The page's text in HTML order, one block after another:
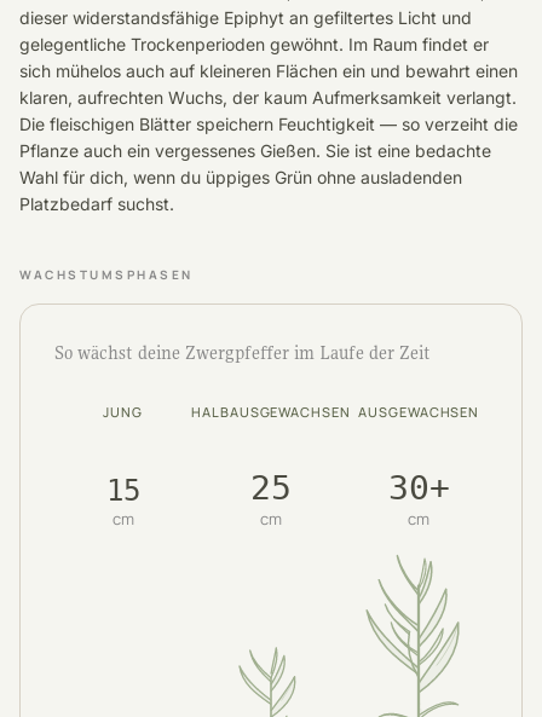
dieser widerstandsfähige Epiphyt an gefiltertes Licht und
gelegentliche Trockenperioden gewöhnt. Im Raum findet er
sich mühelos auch auf kleineren Flächen ein und bewahrt einen
klaren, aufrechten Wuchs, der kaum Aufmerksamkeit verlangt.
Die fleischigen Blätter speichern Feuchtigkeit — so verzeiht die
Pflanze auch ein vergessenes Gießen. Sie ist eine bedachte
Wahl für dich, wenn du üppiges Grün ohne ausladenden
Platzbedarf suchst.
WACHSTUMSPHASEN
So wächst deine Zwergpfeffer im Laufe der Zeit
JUNG
15
cm
HALBAUSGEWACHSEN
25
cm
AUSGEWACHSEN
30+
cm